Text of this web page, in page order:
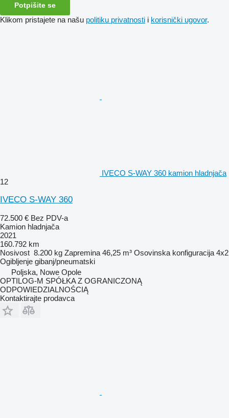
Potpišite se
Klikom pristajete na našu politiku privatnosti i korisnički ugovor.
IVECO S-WAY 360 kamion hladnjača
12
IVECO S-WAY 360
72.500 € Bez PDV-a
Kamion hladnjača
2021
160.792 km
Nosivost 8.200 kg Zapremina 46,25 m³ Osovinska konfiguracija 4x2
Ogibljenje gibanj/pneumatski
Poljska, Nowe Opole
OPTILOG-M SPÓŁKA Z OGRANICZONĄ
ODPOWIEDZIALNOŚCIĄ
Kontaktirajte prodavca